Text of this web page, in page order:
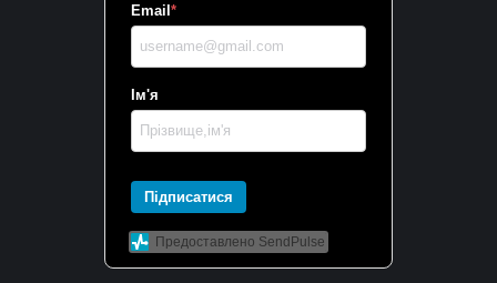
Email *
Ім'я
Підписатися
Предоставлено SendPulse